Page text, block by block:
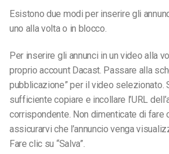
Esistono due modi per inserire gli
uno alla volta o in blocco.
Per inserire gli annunci in un video alla
proprio account Dacast. Passare alla
pubblicazione” per il video selezionato.
sufficiente copiare e incollare l’URL
corrispondente. Non dimenticate di fare
assicurarvi che l’annuncio venga
Fare clic su “Salva”.